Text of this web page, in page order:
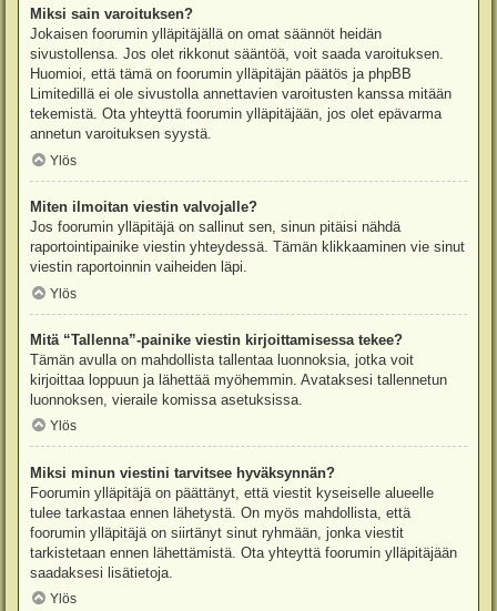
Miksi sain varoituksen?
Jokaisen foorumin ylläpitäjällä on omat säännöt heidän
sivustollensa. Jos olet rikkonut sääntöä, voit saada varoituksen.
Huomioi, että tämä on foorumin ylläpitäjän päätös ja phpBB
Limitedillä ei ole sivustolla annettavien varoitusten kanssa mitään
tekemistä. Ota yhteyttä foorumin ylläpitäjään, jos olet epävarma
annetun varoituksen syystä.
Ylös
Miten ilmoitan viestin valvojalle?
Jos foorumin ylläpitäjä on sallinut sen, sinun pitäisi nähdä
raportointipainike viestin yhteydessä. Tämän klikkaaminen vie sinut
viestin raportoinnin vaiheiden läpi.
Ylös
Mitä “Tallenna”-painike viestin kirjoittamisessa tekee?
Tämän avulla on mahdollista tallentaa luonnoksia, jotka voit
kirjoittaa loppuun ja lähettää myöhemmin. Avataksesi tallennetun
luonnoksen, vieraile komissa asetuksissa.
Ylös
Miksi minun viestini tarvitsee hyväksynnän?
Foorumin ylläpitäjä on päättänyt, että viestit kyseiselle alueelle
tulee tarkastaa ennen lähetystä. On myös mahdollista, että
foorumin ylläpitäjä on siirtänyt sinut ryhmään, jonka viestit
tarkistetaan ennen lähettämistä. Ota yhteyttä foorumin ylläpitäjään
saadaksesi lisätietoja.
Ylös